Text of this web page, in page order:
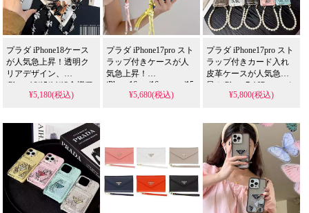
れもの！
iPhone16pro/15promaxケ
ースとしても使える優
れもの！
プラダ iPhone18ケース
が人気急上昇！透明ク
リアデザイン、
iPhone16/15/14/13全機種
対応のストラップ付
タイル、耐衝撃＆防水
機能で実用性抜群。格
安価格で
iPhone17pro/16promaxケ
ースとしてもおすすめ
の多機能アイテム！
¥5,180(税込)
プラダ iPhone17pro スト
ラップ付きケースが人
気急上昇！
iPhone16pro/16promax/15pro/15
対応、水滴グラデーシ
性抜群。iPhone17ケース
として使える格安価
格、
iPhone16pro/15promaxケ
¥5,680(税込)
プラダ iPhone17pro スト
ラップ付きカード入れ
皮革ケースが人気急上
昇！iPhone7-16Promax＆
Galaxy S20-S24Ultra＆
かわいいデザイン、耐
衝撃＆防水機能で実用
性抜群。iPhone17ケース
として使える格安価
格、
iPhone16pro/15promaxケ
ースとしてもおすすめ
¥5,800(税込)